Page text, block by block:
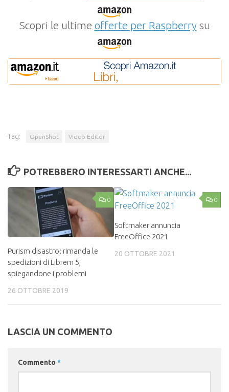
Scopri le ultime offerte per Raspberrysu
Tag: OpenShot Video Editor
POTREBBERO INTERESSARTI ANCHE...
0
Purism disastro: rimanda le
spedizioni di Librem 5,
spiegandone i problemi
26 OTTOBRE 2019
0
Softmaker annuncia
FreeOffice 2021
20 OTTOBRE 2021
LASCIA UN COMMENTO
Commento *